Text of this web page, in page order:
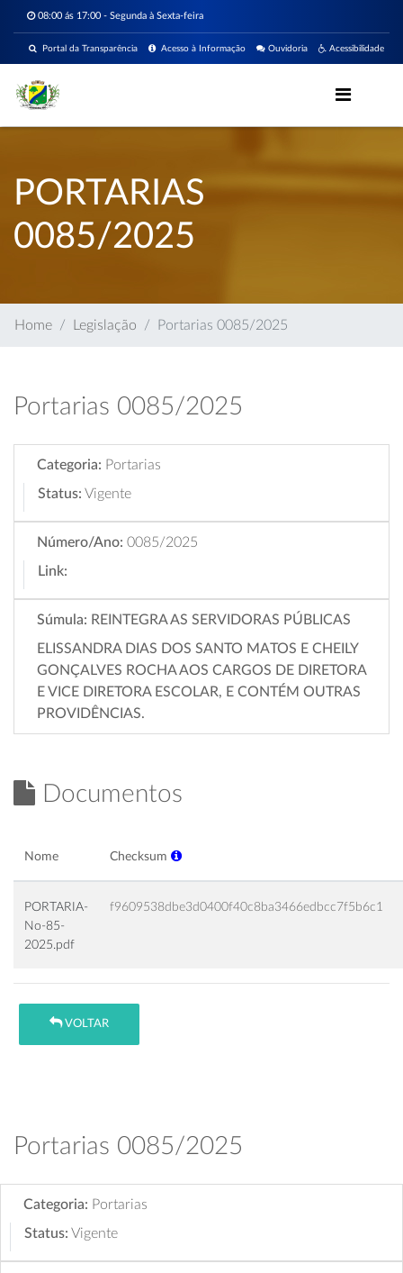
08:00 ás 17:00 - Segunda à Sexta-feira
Acessibilidade
Ouvidoria
Acesso à Informação
Portal da Transparência
PORTARIAS
0085/2025
Home Legislação Portarias 0085/2025
Portarias 0085/2025
Categoria: Portarias
Status: Vigente
Número/Ano: 0085/2025
Link:
Súmula: REINTEGRA AS SERVIDORAS PÚBLICAS
ELISSANDRA DIAS DOS SANTO MATOS E CHEILY
GONÇALVES ROCHA AOS CARGOS DE DIRETORA
E VICE DIRETORA ESCOLAR, E CONTÉM OUTRAS
PROVIDÊNCIAS.
Documentos
Nome Checksum
PORTARIA-
No-85-
2025.pdf
f9609538dbe3d0400f40c8ba3466edbcc7f5b6c1
VOLTAR
Portarias 0085/2025
Categoria: Portarias
Status: Vigente